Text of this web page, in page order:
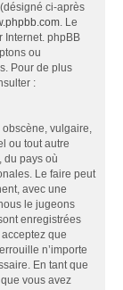
ci-après
. Le
Internet. phpBB
ou
Pour de plus
:
vulgaire,
ou tout autre
du pays où
Le faire peut
avec une
le jugeons
enregistrées
que
n’importe
En tant que
vous avez